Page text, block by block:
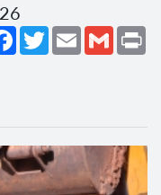
Facebook
TwitterEmailGmail